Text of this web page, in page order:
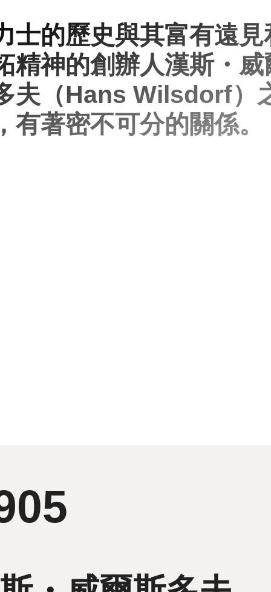
士的歷史與其富有遠見
精神的創辦人漢斯・威
夫（Hans Wilsdorf）
有著密不可分的關係。